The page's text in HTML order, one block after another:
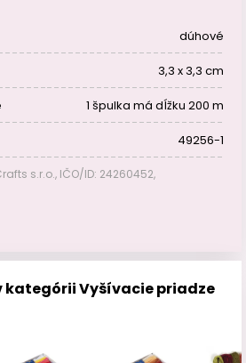
dúhové
3,3 x 3,3 cm
1 špulka má dĺžku 200 m
49256-1
s.r.o., IČO/ID: 24260452,
kategórii Vyšívacie priadze